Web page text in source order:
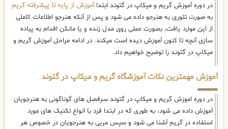
در دوره آموزش گریم و میکاپ در گتوند ابتداآموزش از پایه تا پیشرفته گریم
به صورت تئوری به هنرجو داده می شود و پس از آنکه هنرجو اطلاعات کاملی
از این موارد یافت، بصورت عملی روی مدل زنده و یا مانکن اقدام به پیاده
سازی آنچه تا کنون آموزش دیده است میکند. در ادامه مراحل آموزش گریم و
میکاپ در گتوند را توضیح خواهیم داد.
آموزش مهمترین نکات آموزشگاه گریم و میکاپ در گتوند
در دوره اموزش گریم و میکاپ در گتوند سرفصل های گوناگونی به هنرجویان
آموزش داده می شود، به طوری که در ابتدا فرد با انواع تکنیک های مورد
استفاده در گریم آشنا می شود و سپس مربی به هنرجویان در خصوص هر